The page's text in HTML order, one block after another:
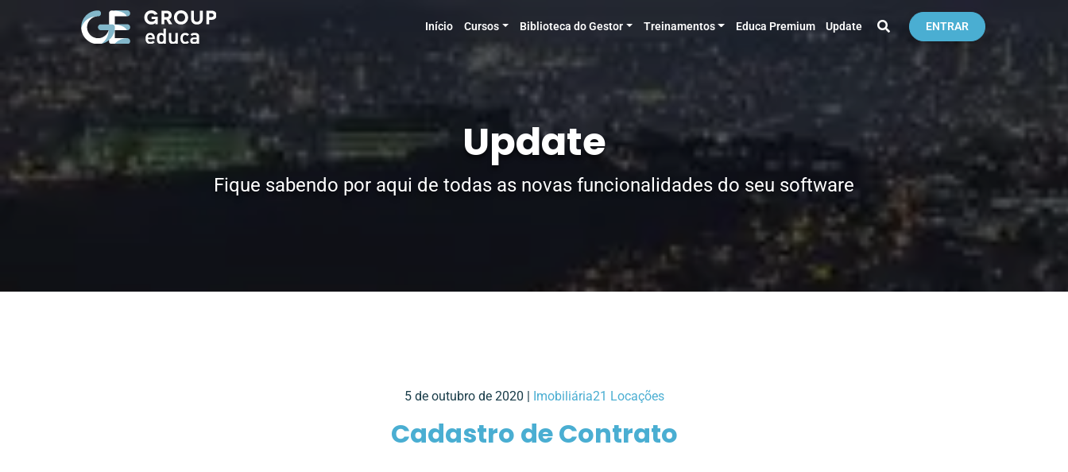
Início Cursos Biblioteca do Gestor Treinamentos Educa Premium Update ENTRAR
Update
Fique sabendo por aqui de todas as novas funcionalidades do seu software
5 de outubro de 2020 | Imobiliária21 Locações
Cadastro de Contrato